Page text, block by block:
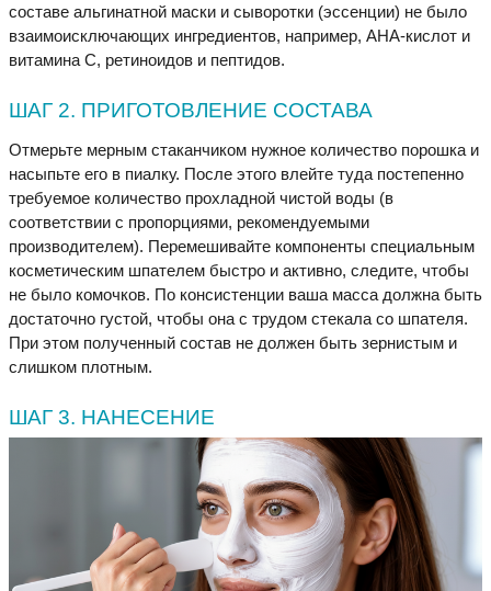
составе альгинатной маски и сыворотки (эссенции) не было
взаимоисключающих ингредиентов, например, AHA-кислот и
витамина C, ретиноидов и пептидов.
ШАГ 2. ПРИГОТОВЛЕНИЕ СОСТАВА
Отмерьте мерным стаканчиком нужное количество порошка и
насыпьте его в пиалку. После этого влейте туда постепенно
требуемое количество прохладной чистой воды (в
соответствии с пропорциями, рекомендуемыми
производителем). Перемешивайте компоненты специальным
косметическим шпателем быстро и активно, следите, чтобы
не было комочков. По консистенции ваша масса должна быть
достаточно густой, чтобы она с трудом стекала со шпателя.
При этом полученный состав не должен быть зернистым и
слишком плотным.
ШАГ 3. НАНЕСЕНИЕ